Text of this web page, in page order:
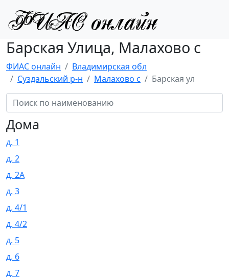
Барская Улица, Малахово с
ФИАС онлайн
Владимирская обл
Суздальский р-н
Малахово с Барская ул
Дома
д. 1
д. 2
д. 2А
д. 3
д. 4/1
д. 4/2
д. 5
д. 6
д. 7